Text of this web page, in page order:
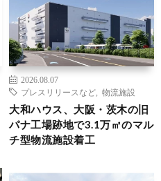
2026.08.07
プレスリリースなど
物流施設
大和ハウス、大阪・茨木の旧
パナ工場跡地で3.1万㎡のマル
チ型物流施設着工